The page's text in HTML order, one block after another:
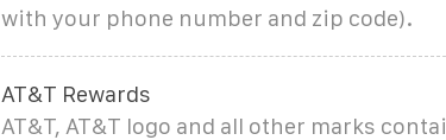
with your phone number and zip code).
AT&T Rewards
AT&T, AT&T logo and all other marks